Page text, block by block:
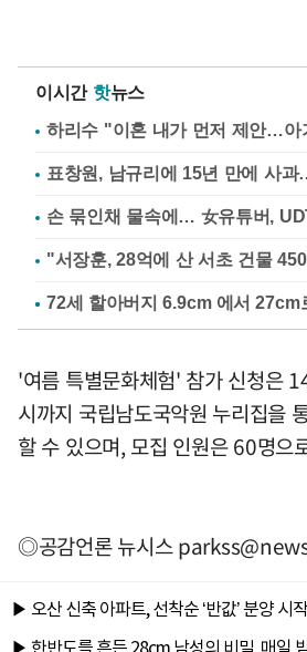
이시간 핫뉴스
하리수 "이혼 내가 먼저 제안…아
표창원, 남규리에 15년 만에 사
손 묶인채 물속에… 女유튜버,
"서장훈, 28억에 산 서초 건물
'여름 특별문화체험' 참가 신청은
시까지 국립남도국악원 누리집을
할 수 있으며, 모집 인원은 60명으
◎공감언론 뉴시스